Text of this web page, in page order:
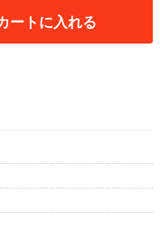
ートに入れる